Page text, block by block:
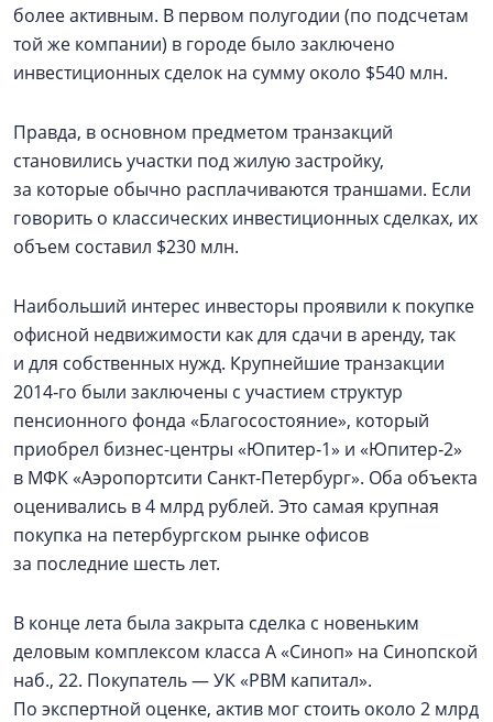
более активным. В первом полугодии (по подсчетам
той же компании) в городе было заключено
инвестиционных сделок на сумму около $540 млн.
Правда, в основном предметом транзакций
становились участки под жилую застройку,
за которые обычно расплачиваются траншами. Если
говорить о классических инвестиционных сделках, их
объем составил $230 млн.
Наибольший интерес инвесторы проявили к покупке
офисной недвижимости как для сдачи в аренду, так
и для собственных нужд. Крупнейшие транзакции
2014‑го были заключены с участием структур
пенсионного фонда «Благосостояние», который
приобрел бизнес-центры «Юпитер‑1» и «Юпитер‑2»
в МФК «Аэропортсити Санкт-Петербург». Оба объекта
оценивались в 4 млрд рублей. Это самая крупная
покупка на петербургском рынке офисов
за последние шесть лет.
В конце лета была закрыта сделка с новеньким
деловым комплексом класса А «Синоп» на Синопской
наб., 22. Покупатель — УК «РВМ капитал».
По экспертной оценке, актив мог стоить около 2 млрд